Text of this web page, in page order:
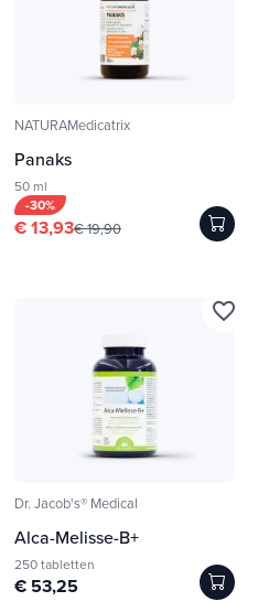
NATURAMedicatrix
Panaks
50 ml
-30%
€ 13,93€ 19,90
Dr. Jacob's® Medical
Alca-Melisse-B+
250 tabletten
€ 53,25
favorite_border